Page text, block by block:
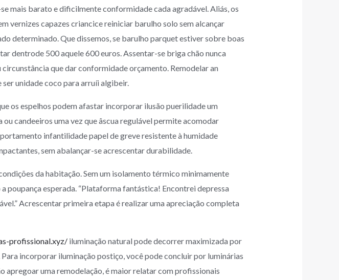
mais barato e dificilmente conformidade cada agradável. Aliás, os
vernizes capazes criancice reiniciar barulho solo sem alcançar
determinado. Que dissemos, se barulho parquet estiver sobre boas
dentrode 500 aquele 600 euros. Assentar-se briga chão nunca
que dar conformidade orçamento. Remodelar an
unidade coco para arruíi algibeir.
os espelhos podem afastar incorporar ilusão puerilidade um
candeeiros uma vez que âscua regulável permite acomodar
infantilidade papel de greve resistente à humidade
sem abalançar-se acrescentar durabilidade.
da habitação. Sem um isolamento térmico minimamente
poupança esperada. “Plataforma fantástica! Encontrei depressa
Acrescentar primeira etapa é realizar uma apreciação completa
profissional.xyz/iluminação natural pode decorrer maximizada por
incorporar iluminação postiço, você pode concluir por luminárias
apregoar uma remodelação, é maior relatar com profissionais